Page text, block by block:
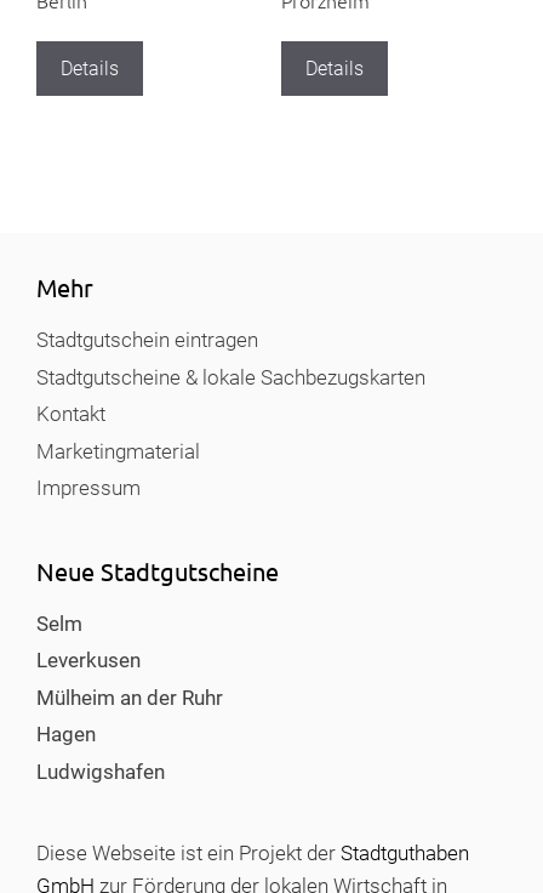
Details Details
Mehr
Stadtgutschein eintragen
Stadtgutscheine & lokale Sachbezugskarten
Kontakt
Marketingmaterial
Impressum
Neue Stadtgutscheine
Selm
Leverkusen
Mülheim an der Ruhr
Hagen
Ludwigshafen
Diese Webseite ist ein Projekt der Stadtguthaben
GmbH zur Förderung der lokalen Wirtschaft in